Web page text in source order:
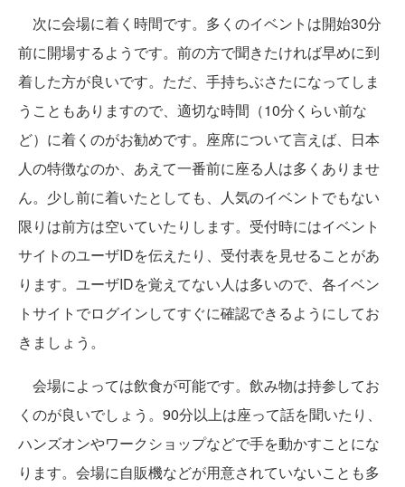
次に会場に着く時間です。多くのイベントは開始30分
前に開場するようです。前の方で聞きたければ早めに到
着した方が良いです。ただ、手持ちぶさたになってしま
うこともありますので、適切な時間（10分くらい前な
ど）に着くのがお勧めです。座席について言えば、日本
人の特徴なのか、あえて一番前に座る人は多くありませ
ん。少し前に着いたとしても、人気のイベントでもない
限りは前方は空いていたりします。受付時にはイベント
サイトのユーザIDを伝えたり、受付表を見せることがあ
ります。ユーザIDを覚えてない人は多いので、各イベン
トサイトでログインしてすぐに確認できるようにしてお
きましょう。
会場によっては飲食が可能です。飲み物は持参してお
くのが良いでしょう。90分以上は座って話を聞いたり、
ハンズオンやワークショップなどで手を動かすことにな
ります。会場に自販機などが用意されていないことも多